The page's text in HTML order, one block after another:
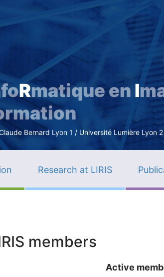
Rmatique en I
Bernard Lyon 1 / Université Lumière Lyon
Research at LIRIS
members
Active